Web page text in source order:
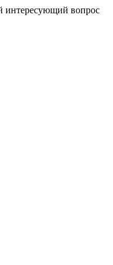
интересующий вопрос